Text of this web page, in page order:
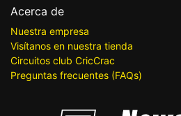
Acerca de
Nuestra empresa
Visítanos en nuestra tienda
Circuitos club CricCrac
Preguntas frecuentes (FAQs)